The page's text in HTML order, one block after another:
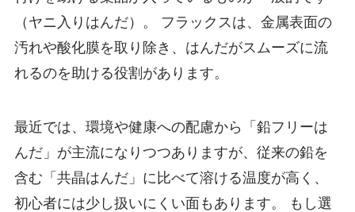
（ヤニ入りはんだ）。 フラックスは、金属表面の
汚れや酸化膜を取り除き、はんだがスムーズに流
れるのを助ける役割があります。
最近では、環境や健康への配慮から「鉛フリーは
んだ」が主流になりつつありますが、従来の鉛を
含む「共晶はんだ」に比べて溶ける温度が高く、
初心者には少し扱いにくい面もあります。 もし選